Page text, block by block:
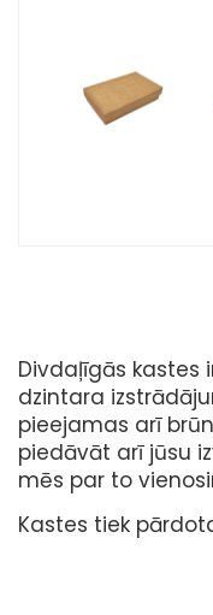
Divdaļīgās
dzintara
pieejamas arī
piedāvāt arī jūsu
mēs par to
Kastes tiek